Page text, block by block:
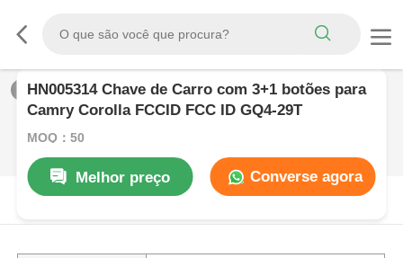
/ 0
HN005314 Chave de Carro com 3+1 botões para
Camry Corolla FCCID FCC ID GQ4-29T
MOQ：50
Melhor preço
Converse agora
DESCRIçãO DE PRODUTO